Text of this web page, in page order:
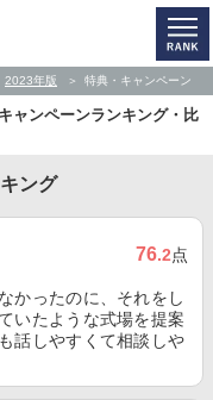
2023年版 特典・キャンペーン
ャンペーンランキング・比
ング
76.2点
かったのに、それをし
いたような式場を提案
話しやすくて相談しや